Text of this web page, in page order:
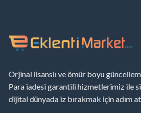
Orjinal lisanslı ve ömür boyu
Para iadesi garantili hizmetlerimiz ile
dijital dünyada iz bırakmak için adım